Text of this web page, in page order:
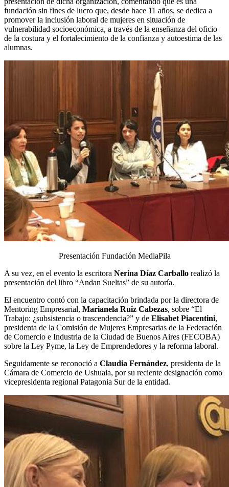
fundación sin fines de lucro que, desde hace 11 años, se dedica a
promover la inclusión laboral de mujeres en situación de
vulnerabilidad socioeconómica, a través de la enseñanza del oficio
de la costura y el fortalecimiento de la confianza y autoestima de las
alumnas.
Presentación Fundación MediaPila
A su vez, en el evento la escritora Nerina Díaz Carballo realizó la
presentación del libro “Andan Sueltas” de su autoría.
El encuentro contó con la capacitación brindada por la directora de
Mentoring Empresarial, Marianela Ruiz Cabezas, sobre “El
Trabajo: ¿subsistencia o trascendencia?” y de Elisabet Piacentini,
presidenta de la Comisión de Mujeres Empresarias de la Federación
de Comercio e Industria de la Ciudad de Buenos Aires (FECOBA)
sobre la Ley Pyme, la Ley de Emprendedores y la reforma laboral.
Seguidamente se reconoció a Claudia Fernández, presidenta de la
Cámara de Comercio de Ushuaia, por su reciente designación como
vicepresidenta regional Patagonia Sur de la entidad.